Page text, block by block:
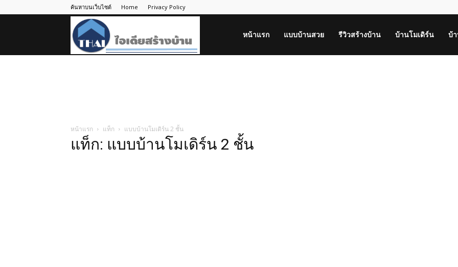
ค้นหาบนเว็บไซต์ Home Privacy Policy
หน้าแรก แบบบ้านสวย รีวิวสร้างบ้าน บ้านโมเดิร์น บ้
หน้าแรก แท็ก แบบบ้านโมเดิร์น 2 ชั้น
แท็ก: แบบบ้านโมเดิร์น 2 ชั้น